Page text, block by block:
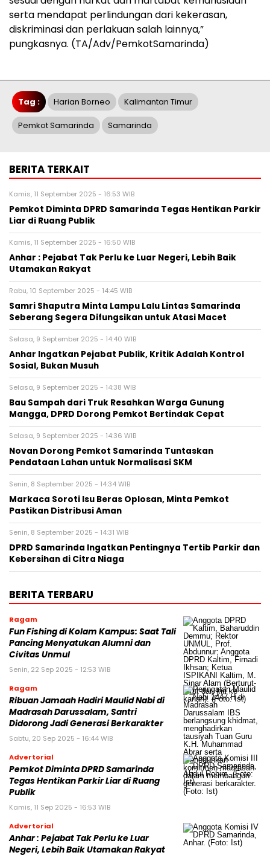
serta mendapat perlindungan dari kekerasan,
diskriminasi dan perlakuan salah lainnya,”
pungkasnya. (TA/Adv/PemkotSamarinda)
Tag : Harian Borneo Kalimantan Timur
Pemkot Samarinda Samarinda
BERITA TERKAIT
Kamis, 11 September 2025 - 16:53 WIB
Pemkot Diminta DPRD Samarinda Tegas Hentikan Parkir
Liar di Ruang Publik
Kamis, 11 September 2025 - 16:50 WIB
Anhar : Pejabat Tak Perlu ke Luar Negeri, Lebih Baik
Utamakan Rakyat
Rabu, 10 September 2025 - 14:45 WIB
Samri Shaputra Minta Lampu Lalu Lintas Samarinda
Seberang Segera Difungsikan untuk Atasi Macet
Selasa, 9 September 2025 - 14:40 WIB
Anhar Ingatkan Pejabat Publik, Kritik Adalah Kontrol
Sosial, Bukan Musuh
Selasa, 9 September 2025 - 14:38 WIB
Bau Sampah dari Truk Resahkan Warga Gunung
Mangga, DPRD Dorong Pemkot Bertindak Cepat
Selasa, 9 September 2025 - 14:36 WIB
Novan Dorong Pemkot Samarinda Tuntaskan
Pendataan Lahan untuk Normalisasi SKM
Senin, 8 September 2025 - 14:34 WIB
Markaca Soroti Isu Beras Oplosan, Minta Pemkot
Pastikan Distribusi Aman
Senin, 8 September 2025 - 14:31 WIB
DPRD Samarinda Ingatkan Pentingnya Tertib Parkir dan
Kebersihan di Citra Niaga
BERITA TERBARU
Ragam
Fun Fishing di Kolam Kampus: Saat Tali
Pancing Menyatukan Alumni dan
Civitas Unmul
Senin, 22 Sep 2025 - 12:53 WIB
Ragam
Ribuan Jamaah Hadiri Maulid Nabi di
Madrasah Darussalam, Santri
Didorong Jadi Generasi Berkarakter
Sabtu, 20 Sep 2025 - 16:44 WIB
Advertorial
Pemkot Diminta DPRD Samarinda
Tegas Hentikan Parkir Liar di Ruang
Publik
Kamis, 11 Sep 2025 - 16:53 WIB
Advertorial
Anhar : Pejabat Tak Perlu ke Luar
Negeri, Lebih Baik Utamakan Rakyat